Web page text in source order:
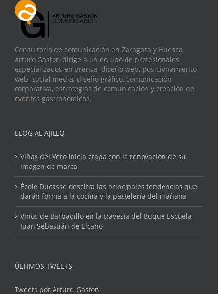
Consultoría de comunicación en Zaragoza y Huesca.
Arturo Gastón dirige a un equipo de profesionales
especializados en prensa, diseño web, posicionamiento
web, social media, diseño gráfico, comunicación
corporativa, estrategias de comunicación y creación de
eventos gastronómicos.
BLOG AL AJILLO
Viñas del Vero inicia etapa con la renovación de su
imagen de marca
École Ducasse descifra las principales tendencias que
darán forma a la cocina y la pastelería del mañana
Vinos de Barbadillo en la travesía del Buque Escuela
Juan Sebastián de Elcano
ÚLTIMOS TWEETS
Tweets por Arturo_Gaston